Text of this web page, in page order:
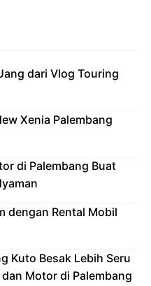
dari Vlog Touring
Xenia Palembang
di Palembang Buat
dengan Rental Mobil
Kuto Besak Lebih Seru
Motor di Palembang